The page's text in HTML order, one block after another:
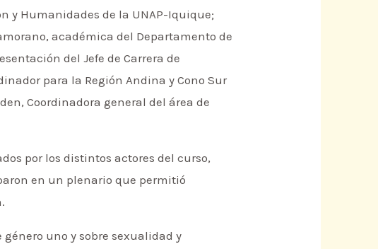
y Humanidades de la UNAP-Iquique;
académica del Departamento de
del Jefe de Carrera de
para la Región Andina y Cono Sur
Coordinadora general del área de
por los distintos actores del curso,
en un plenario que permitió
uno y sobre sexualidad y